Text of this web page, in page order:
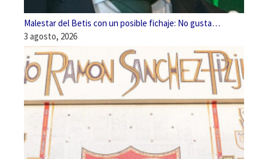
Malestar del Betis con un posible fichaje: No gusta…
3 agosto, 2026